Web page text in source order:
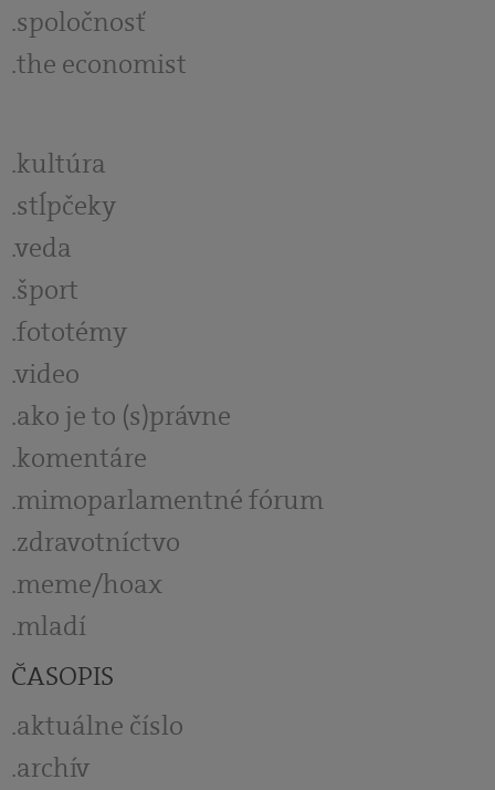
spoločnosť
the economist
kultúra
stĺpčeky
veda
šport
fototémy
video
ako je to (s)právne
komentáre
mimoparlamentné fórum
zdravotníctvo
meme/hoax
mladí
ČASOPIS
aktuálne číslo
archív